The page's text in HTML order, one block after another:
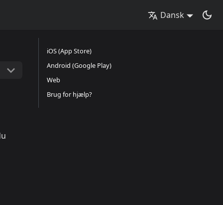
Dansk
iOS (App Store)
Android (Google Play)
Web
Brug for hjælp?